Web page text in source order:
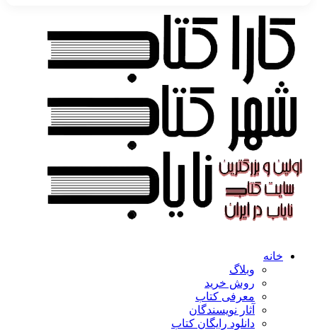
خانه
وبلاگ
روش خرید
معرفی کتاب
آثار نویسندگان
دانلود رایگان کتاب